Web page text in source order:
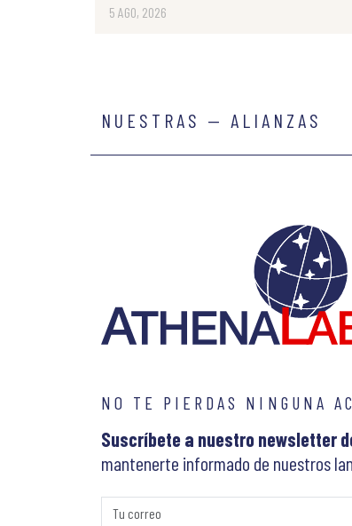
5 AGO, 2026
NUESTRAS — ALIANZAS
NO TE PIERDAS NINGUNA
Suscríbete a nuestro newsletter
mantenerte informado de nuestros